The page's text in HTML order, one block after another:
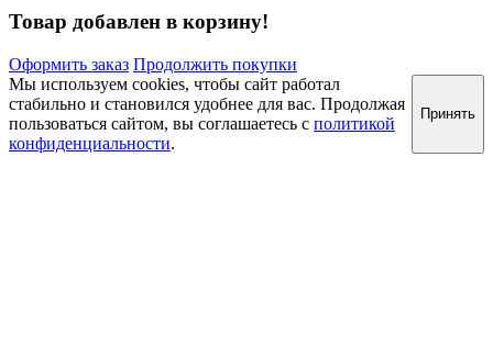
Товар добавлен в корзину!
Оформить заказ Продолжить покупки
Мы используем cookies, чтобы сайт работал
стабильно и становился удобнее для вас. Продолжая
пользоваться сайтом, вы соглашаетесь с политикой
конфиденциальности.
Принять